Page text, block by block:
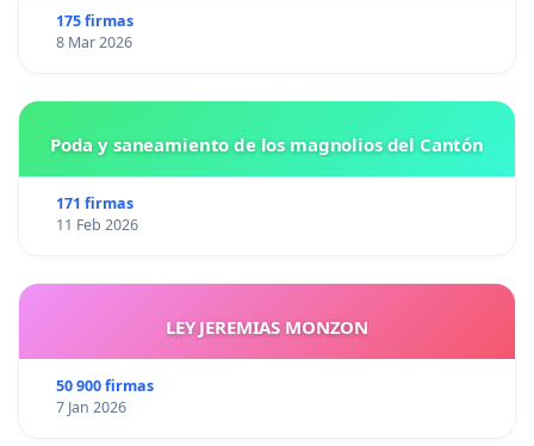
175 firmas
8 Mar 2026
Poda y saneamiento de los magnolios del Cantón
171 firmas
11 Feb 2026
LEY JEREMIAS MONZON
50 900 firmas
7 Jan 2026